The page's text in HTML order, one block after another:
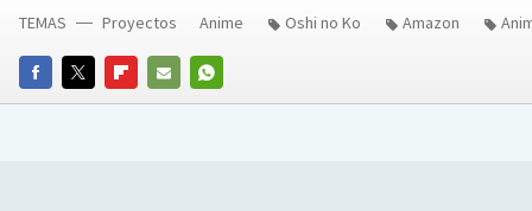
FACEBOOKTWITTERFLIPBOARD
E-
WHATSAPP
TEMAS Proyectos Anime Oshi no Ko Amazon